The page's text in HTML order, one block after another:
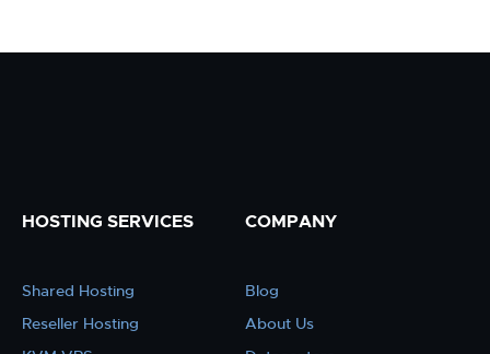
HOSTING SERVICES
Shared Hosting
Reseller Hosting
COMPANY
Blog
About Us